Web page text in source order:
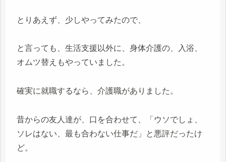
とりあえず、少しやってみたので、
と言っても、生活支援以外に、身体介護の、入浴、
オムツ替えもやっていました。
確実に就職するなら、介護職がありました。
昔からの友人達が、口を合わせて、「ウソでしょ、
ソレはない、最も合わない仕事だ」と悪評だったけ
ど。